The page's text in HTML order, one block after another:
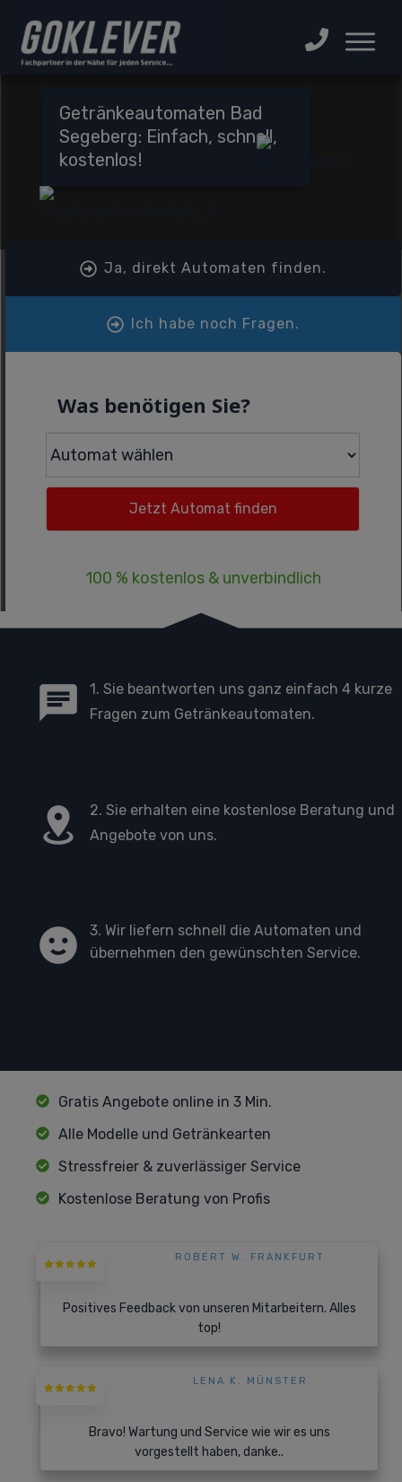
Getränkeautomaten Bad
Segeberg: Einfach, schnell,
kostenlos!
Ja, direkt Automaten finden.
Ich habe noch Fragen.
Was benötigen Sie?
100 % kostenlos & unverbindlich
1. Sie beantworten uns ganz einfach 4 kurze
Fragen zum Getränkeautomaten.
2. Sie erhalten eine kostenlose Beratung und
Angebote von uns.
3. Wir liefern schnell die Automaten und
übernehmen den gewünschten Service.
Gratis Angebote online in 3 Min.
Alle Modelle und Getränkearten
Stressfreier & zuverlässiger Service
Kostenlose Beratung von Profis
ROBERT W. FRANKFURT
Positives Feedback von unseren Mitarbeitern. Alles
top!
LENA K. MÜNSTER
Bravo! Wartung und Service wie wir es uns
vorgestellt haben, danke..